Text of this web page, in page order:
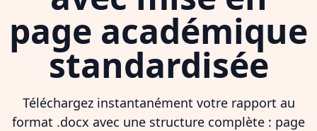
page académique
standardisée
Téléchargez instantanément votre rapport au
format .docx avec une structure complète : page